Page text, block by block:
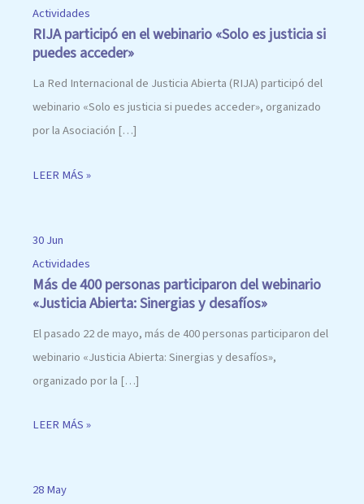
Actividades
RIJA participó en el webinario «Solo es justicia si
puedes acceder»
La Red Internacional de Justicia Abierta (RIJA) participó del
webinario «Solo es justicia si puedes acceder», organizado
por la Asociación […]
LEER MÁS »
30 Jun
Actividades
Más de 400 personas participaron del webinario
«Justicia Abierta: Sinergias y desafíos»
El pasado 22 de mayo, más de 400 personas participaron del
webinario «Justicia Abierta: Sinergias y desafíos»,
organizado por la […]
LEER MÁS »
28 May